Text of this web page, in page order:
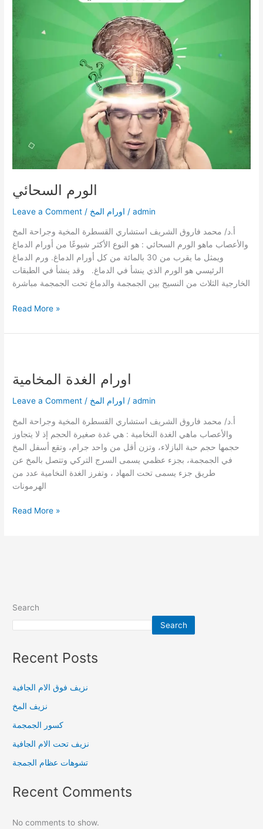
الورم السحائي
Leave a Comment / اورام المخ /admin
أ.د/ محمد فاروق الشريف استشاري القسطرة المخية وجراحة المخ
والأعصاب ماهو الورم السحائي : هو النوع الأكثر شيوعًا من أورام الدماغ
ويمثل ما يقرب من 30 بالمائة من كل أورام الدماغ. ورم الدماغ
الرئيسي هو الورم الذي ينشأ في الدماغ. وقد ينشأ في الطبقات
الخارجية الثلاث من النسيج بين الجمجمة والدماغ تحت الجمجمة مباشرة
Read More »
اورام الغدة المخامية
Leave a Comment / اورام المخ /admin
أ.د/ محمد فاروق الشريف استشاري القسطرة المخية وجراحة المخ
والأعصاب ماهي الغدة النخامية : هي غدة صغيرة الحجم إذ لا يتجاوز
حجمها حجم حبة البازلاء، وتزن أقل من واحد جرام، وتقع أسفل المخ
في الجمجمة، بجزء عظمي يسمى السرج التركي وتتصل بالمخ عن
طريق جزء يسمى تحت المهاد ، وتفرز الغدة النخامية عدد من
الهرمونات
المخامية
Read More »
Search
Search
Recent Posts
نزيف فوق الام الجافية
نزيف المخ
كسور الجمجمة
نزيف تحت الام الجافية
تشوهات عظام الجمجة
Recent Comments
No comments to show.